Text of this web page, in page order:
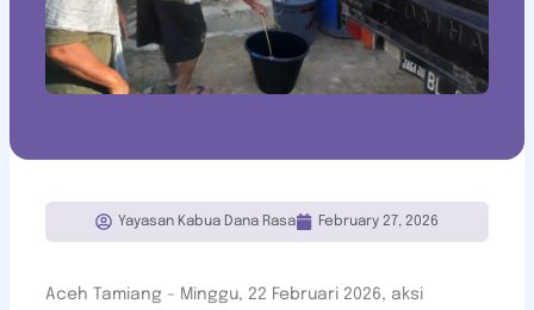
Yayasan Kabua Dana Rasa February 27, 2026
Aceh Tamiang – Minggu, 22 Februari 2026, aksi